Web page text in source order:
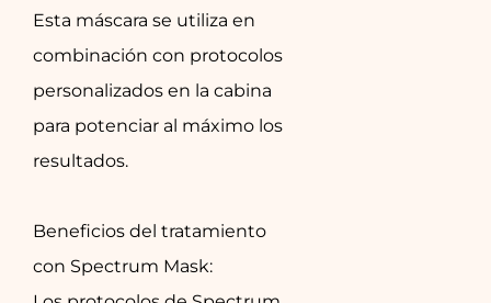
Esta máscara se utiliza en
combinación con protocolos
personalizados en la cabina
para potenciar al máximo los
resultados.
Beneficios del tratamiento
con Spectrum Mask: